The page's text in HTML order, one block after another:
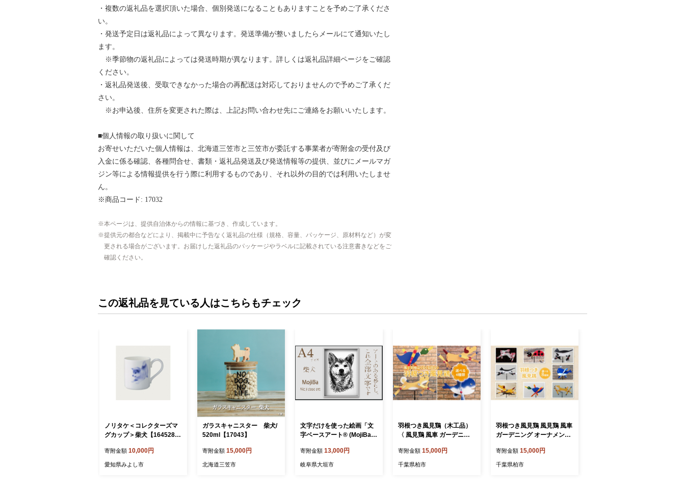
・複数の返礼品を選択頂いた場合、個別発送になることもありますことを予めご了承くださ
い。
・発送予定日は返礼品によって異なります。発送準備が整いましたらメールにて通知いたし
ます。
※季節物の返礼品によっては発送時期が異なります。詳しくは返礼品詳細ページをご確認
ください。
・返礼品発送後、受取できなかった場合の再配送は対応しておりませんので予めご了承くだ
さい。
※お申込後、住所を変更された際は、上記お問い合わせ先にご連絡をお願いいたします。
■個人情報の取り扱いに関して
お寄せいただいた個人情報は、北海道三笠市と三笠市が委託する事業者が寄附金の受付及び
入金に係る確認、各種問合せ、書類・返礼品発送及び発送情報等の提供、並びにメールマガ
ジン等による情報提供を行う際に利用するものであり、それ以外の目的では利用いたしませ
ん。
※商品コード: 17032
本ページは、提供自治体からの情報に基づき、作成しています。
提供元の都合などにより、掲載中に予告なく返礼品の仕様（規格、容量、パッケージ、原材料など）が変
更される場合がございます。お届けした返礼品のパッケージやラベルに記載されている注意書きなどをご
確認ください。
この返礼品を見ている人はこちらもチェック
ノリタケ＜コレクターズマ
グカップ＞柴犬【164528
寄附金額 10,000円
愛知県みよし市
ガラスキャニスター 柴犬/
520ml【17043】
寄附金額 15,000円
北海道三笠市
文字だけを使った絵画「文
字ベースアート® (MojiBa
寄附金額 13,000円
岐阜県大垣市
羽根つき風見鶏（木工品）
〈 風見鶏 風車 ガーデニン
ー ガーデン 雑貨 庭 インテ
リア 回転 鳥 犬 くじら かざ
寄附金額 15,000円
千葉県柏市
羽根つき風見鶏 風見鶏 風車
ガーデニング オーナメント
庭 インテリア 回転 かざぐ
るま 屋外 花壇 園芸 置物 飾
寄附金額 15,000円
千葉県柏市